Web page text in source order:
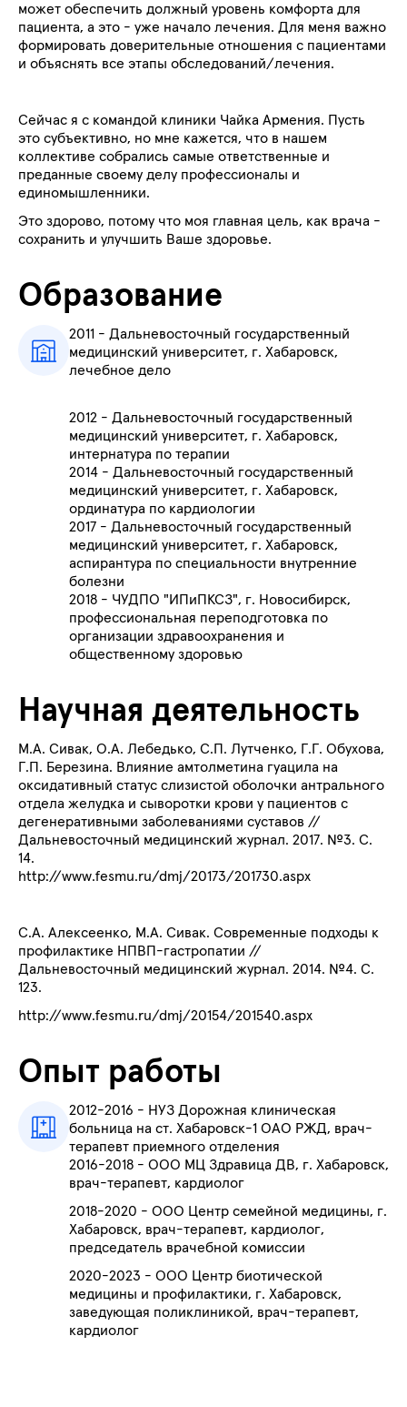
может обеспечить должный уровень комфорта для
пациента, а это - уже начало лечения. Для меня важно
формировать доверительные отношения с пациентами
и объяснять все этапы обследований/лечения.
Сейчас я с командой клиники Чайка Армения. Пусть
это субъективно, но мне кажется, что в нашем
коллективе собрались самые ответственные и
преданные своему делу профессионалы и
единомышленники.
Это здорово, потому что моя главная цель, как врача -
сохранить и улучшить Ваше здоровье.
Образование
2011 - Дальневосточный государственный
медицинский университет, г. Хабаровск,
лечебное дело
2012 - Дальневосточный государственный
медицинский университет, г. Хабаровск,
интернатура по терапии
2014 - Дальневосточный государственный
медицинский университет, г. Хабаровск,
ординатура по кардиологии
2017 - Дальневосточный государственный
медицинский университет, г. Хабаровск,
аспирантура по специальности внутренние
болезни
2018 - ЧУДПО "ИПиПКСЗ", г. Новосибирск,
профессиональная переподготовка по
организации здравоохранения и
общественному здоровью
Научная деятельность
М.А. Сивак, О.А. Лебедько, С.П. Лутченко, Г.Г. Обухова,
Г.П. Березина. Влияние амтолметина гуацила на
оксидативный статус слизистой оболочки антрального
отдела желудка и сыворотки крови у пациентов с
дегенеративными заболеваниями суставов //
Дальневосточный медицинский журнал. 2017. №3. С.
14.
http://www.fesmu.ru/dmj/20173/201730.aspx
С.А. Алексеенко, М.А. Сивак. Современные подходы к
профилактике НПВП-гастропатии //
Дальневосточный медицинский журнал. 2014. №4. С.
123.
http://www.fesmu.ru/dmj/20154/201540.aspx
Опыт работы
2012-2016 - НУЗ Дорожная клиническая
больница на ст. Хабаровск-1 ОАО РЖД, врач-
терапевт приемного отделения
2016-2018 - ООО МЦ Здравица ДВ, г. Хабаровск,
врач-терапевт, кардиолог
2018-2020 - ООО Центр семейной медицины, г.
Хабаровск, врач-терапевт, кардиолог,
председатель врачебной комиссии
2020-2023 - ООО Центр биотической
медицины и профилактики, г. Хабаровск,
заведующая поликлиникой, врач-терапевт,
кардиолог